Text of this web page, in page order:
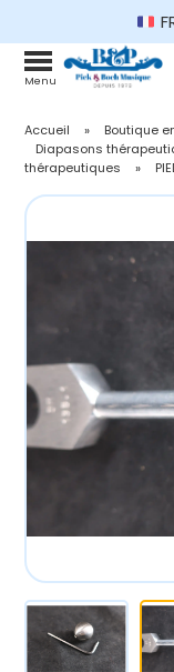
Menu
Accueil » Boutique
Diapasons
thérapeutiques
»